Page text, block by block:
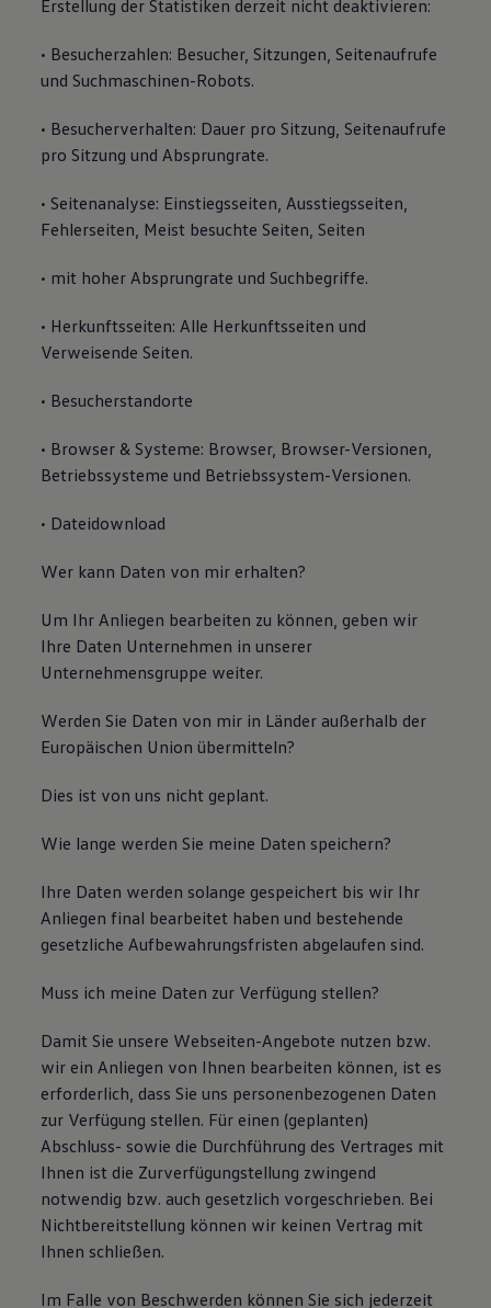
Erstellung der Statistiken derzeit nicht deaktivieren:
• Besucherzahlen: Besucher, Sitzungen, Seitenaufrufe
und Suchmaschinen-Robots.
• Besucherverhalten: Dauer pro Sitzung, Seitenaufrufe
pro Sitzung und Absprungrate.
• Seitenanalyse: Einstiegsseiten, Ausstiegsseiten,
Fehlerseiten, Meist besuchte Seiten, Seiten
• mit hoher Absprungrate und Suchbegriffe.
• Herkunftsseiten: Alle Herkunftsseiten und
Verweisende Seiten.
• Besucherstandorte
• Browser & Systeme: Browser, Browser-Versionen,
Betriebssysteme und Betriebssystem-Versionen.
• Dateidownload
Wer kann Daten von mir erhalten?
Um Ihr Anliegen bearbeiten zu können, geben wir
Ihre Daten Unternehmen in unserer
Unternehmensgruppe weiter.
Werden Sie Daten von mir in Länder außerhalb der
Europäischen Union übermitteln?
Dies ist von uns nicht geplant.
Wie lange werden Sie meine Daten speichern?
Ihre Daten werden solange gespeichert bis wir Ihr
Anliegen final bearbeitet haben und bestehende
gesetzliche Aufbewahrungsfristen abgelaufen sind.
Muss ich meine Daten zur Verfügung stellen?
Damit Sie unsere Webseiten-Angebote nutzen bzw.
wir ein Anliegen von Ihnen bearbeiten können, ist es
erforderlich, dass Sie uns personenbezogenen Daten
zur Verfügung stellen. Für einen (geplanten)
Abschluss- sowie die Durchführung des Vertrages mit
Ihnen ist die Zurverfügungstellung zwingend
notwendig bzw. auch gesetzlich vorgeschrieben. Bei
Nichtbereitstellung können wir keinen Vertrag mit
Ihnen schließen.
Im Falle von Beschwerden können Sie sich jederzeit